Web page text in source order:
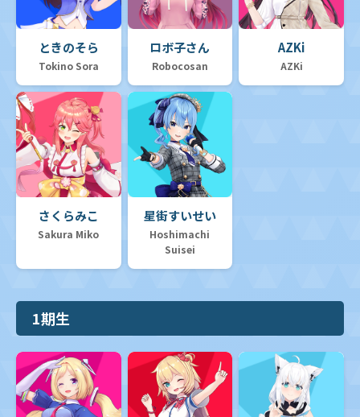
ときのそら
Tokino Sora
ロボ子さん
Robocosan
AZKi
AZKi
さくらみこ
Sakura Miko
星街すいせい
Hoshimachi
Suisei
1期生